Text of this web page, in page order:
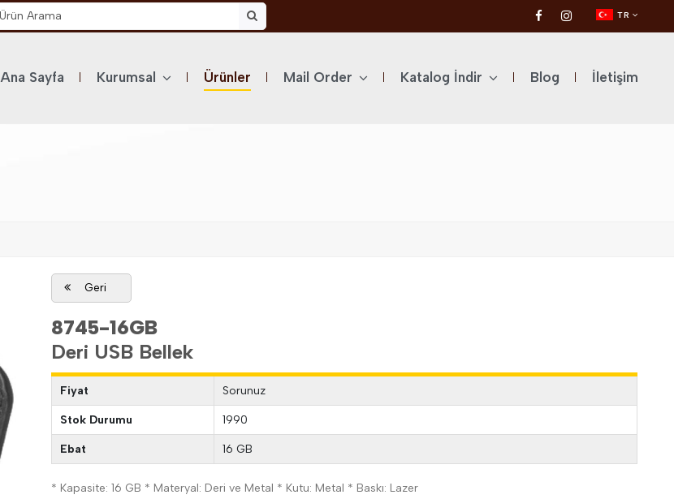
TR
Ana Sayfa Kurumsal Ürünler Mail Order Katalog İndir Blog İletişim
Geri
8745-16GB
Deri USB Bellek
Fiyat Sorunuz
Stok Durumu 1990
Ebat 16 GB
* Kapasite: 16 GB * Materyal: Deri ve Metal * Kutu: Metal * Baskı: Lazer